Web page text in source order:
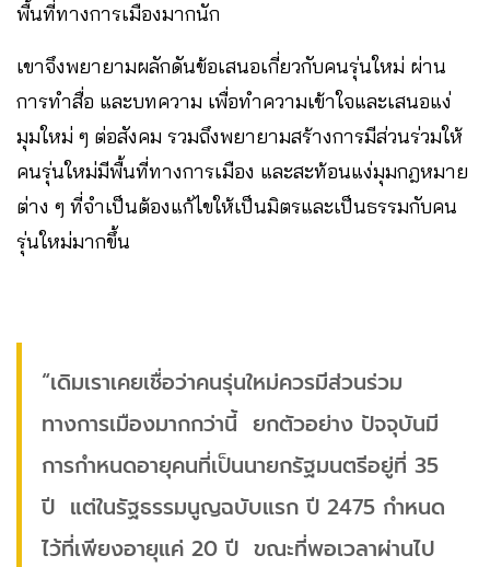
พื้นที่ทางการเมืองมากนัก
เขาจึงพยายามผลักดันข้อเสนอเกี่ยวกับคนรุ่นใหม่ ผ่าน
การทำสื่อ และบทความ เพื่อทำความเข้าใจและเสนอแง่
มุมใหม่ ๆ ต่อสังคม รวมถึงพยายามสร้างการมีส่วนร่วมให้
คนรุ่นใหม่มีพื้นที่ทางการเมือง และสะท้อนแง่มุมกฎหมาย
ต่าง ๆ ที่จำเป็นต้องแก้ไขให้เป็นมิตรและเป็นธรรมกับคน
รุ่นใหม่มากขึ้น
“เดิมเราเคยเชื่อว่าคนรุ่นใหม่ควรมีส่วนร่วม
ทางการเมืองมากกว่านี้ ยกตัวอย่าง ปัจจุบันมี
การกำหนดอายุคนที่เป็นนายกรัฐมนตรีอยู่ที่ 35
ปี แต่ในรัฐธรรมนูญฉบับแรก ปี 2475 กำหนด
ไว้ที่เพียงอายุแค่ 20 ปี ขณะที่พอเวลาผ่านไป